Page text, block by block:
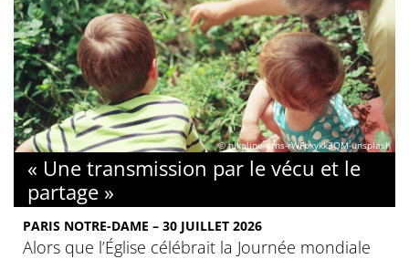
© nikoline-arns-rWFpxykk3QM-unsplash
« Une transmission par le vécu et le
partage »
PARIS NOTRE-DAME – 30 JUILLET 2026
Alors que l’Église célébrait la Journée mondiale